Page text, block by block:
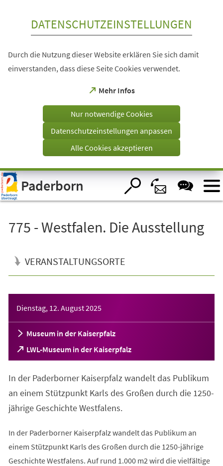
Visuelle
Assistenzsoftware
öffnen.
DATENSCHUTZEINSTELLUNGEN
Durch die Nutzung dieser Website erklären Sie sich damit
einverstanden, dass diese Seite Cookies verwendet.
Mehr Infos
(Öffnet
einem
Tab)
Nur notwendige Cookies
Datenschutzeinstellungen anpassen
Alle Cookies akzeptieren
Paderborn
775 - Westfalen. Die Ausstellung
VERANSTALTUNGSORTE
Dienstag, 12. August 2025
Museum in der Kaiserpfalz
LWL-Museum in der Kaiserpfalz
(Öffnet
in
neuen
Tab)
In der Paderborner Kaiserpfalz wandelt das Publikum
an einem Stützpunkt Karls des Großen durch die 1250-
jährige Geschichte Westfalens.
In der Paderborner Kaiserpfalz wandelt das Publikum an
einem Stützpunkt Karls des Großen durch die 1250-jährige
Geschichte Westfalens. Auf rund 1.000 m2 wird die vielfältige